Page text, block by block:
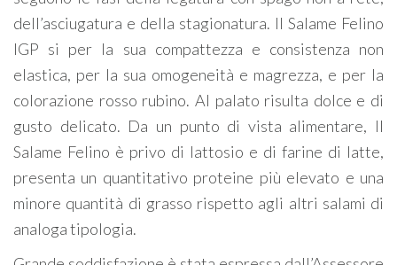
dell’asciugatura e della stagionatura. Il Salame Felino
IGP si per la sua compattezza e consistenza non
elastica, per la sua omogeneità e magrezza, e per la
colorazione rosso rubino. Al palato risulta dolce e di
gusto delicato. Da un punto di vista alimentare, Il
Salame Felino è privo di lattosio e di farine di latte,
presenta un quantitativo proteine più elevato e una
minore quantità di grasso rispetto agli altri salami di
analoga tipologia.